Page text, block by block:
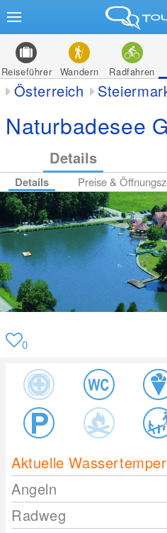
Reiseführer Wandern Radfahren
Österreich
Naturbadesee
Details
Details Preise &
0
Aktuelle
Angeln
Radweg